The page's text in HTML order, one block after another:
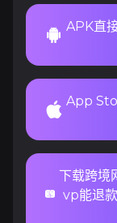
APK直
App
下载跨境
vp能退